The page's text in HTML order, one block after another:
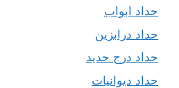
حداد ابواب
حداد درابزين
حداد درج حديد
حداد ديوانيات